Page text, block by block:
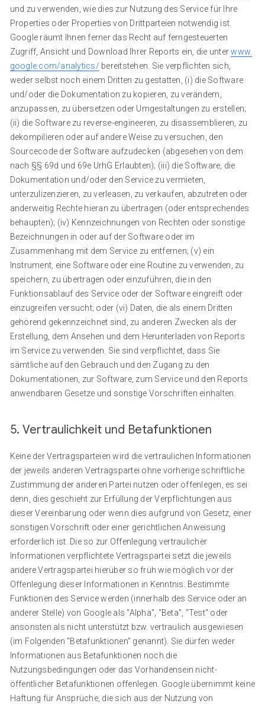
und zu verwenden, wie dies zur Nutzung des Service für Ihre
Properties oder Properties von Drittparteien notwendig ist.
Google räumt Ihnen ferner das Recht auf ferngesteuerten
Zugriff, Ansicht und Download Ihrer Reports ein, die unterwww.
google.com/analytics/ bereitstehen. Sie verpflichten sich,
weder selbst noch einem Dritten zu gestatten, (i) die Software
und/oder die Dokumentation zu kopieren, zu verändern,
anzupassen, zu übersetzen oder Umgestaltungen zu erstellen;
(ii) die Software zu reverse-engineeren, zu disassemblieren, zu
dekompilieren oder auf andere Weise zu versuchen, den
Sourcecode der Software aufzudecken (abgesehen von dem
nach §§ 69d und 69e UrhG Erlaubten); (iii) die Software, die
Dokumentation und/oder den Service zu vermieten,
unterzulizenzieren, zu verleasen, zu verkaufen, abzutreten oder
anderweitig Rechte hieran zu übertragen (oder entsprechendes
behaupten); (iv) Kennzeichnungen von Rechten oder sonstige
Bezeichnungen in oder auf der Software oder im
Zusammenhang mit dem Service zu entfernen; (v) ein
Instrument, eine Software oder eine Routine zu verwenden, zu
speichern, zu übertragen oder einzuführen, die in den
Funktionsablauf des Service oder der Software eingreift oder
einzugreifen versucht; oder (vi) Daten, die als einem Dritten
gehörend gekennzeichnet sind, zu anderen Zwecken als der
Erstellung, dem Ansehen und dem Herunterladen von Reports
im Service zu verwenden. Sie sind verpflichtet, dass Sie
sämtliche auf den Gebrauch und den Zugang zu den
Dokumentationen, zur Software, zum Service und den Reports
anwendbaren Gesetze und sonstige Vorschriften einhalten.
5. Vertraulichkeit und Betafunktionen
Keine der Vertragsparteien wird die vertraulichen Informationen
der jeweils anderen Vertragspartei ohne vorherige schriftliche
Zustimmung der anderen Partei nutzen oder offenlegen, es sei
denn, dies geschieht zur Erfüllung der Verpflichtungen aus
dieser Vereinbarung oder wenn dies aufgrund von Gesetz, einer
sonstigen Vorschrift oder einer gerichtlichen Anweisung
erforderlich ist. Die so zur Offenlegung vertraulicher
Informationen verpflichtete Vertragspartei setzt die jeweils
andere Vertragspartei hierüber so früh wie möglich vor der
Offenlegung dieser Informationen in Kenntnis. Bestimmte
Funktionen des Service werden (innerhalb des Service oder an
anderer Stelle) von Google als "Alpha", "Beta", "Test" oder
ansonsten als nicht unterstützt bzw. vertraulich ausgewiesen
(im Folgenden "Betafunktionen" genannt). Sie dürfen weder
Informationen aus Betafunktionen noch die
Nutzungsbedingungen oder das Vorhandensein nicht-
öffentlicher Betafunktionen offenlegen. Google übernimmt keine
Haftung für Ansprüche, die sich aus der Nutzung von